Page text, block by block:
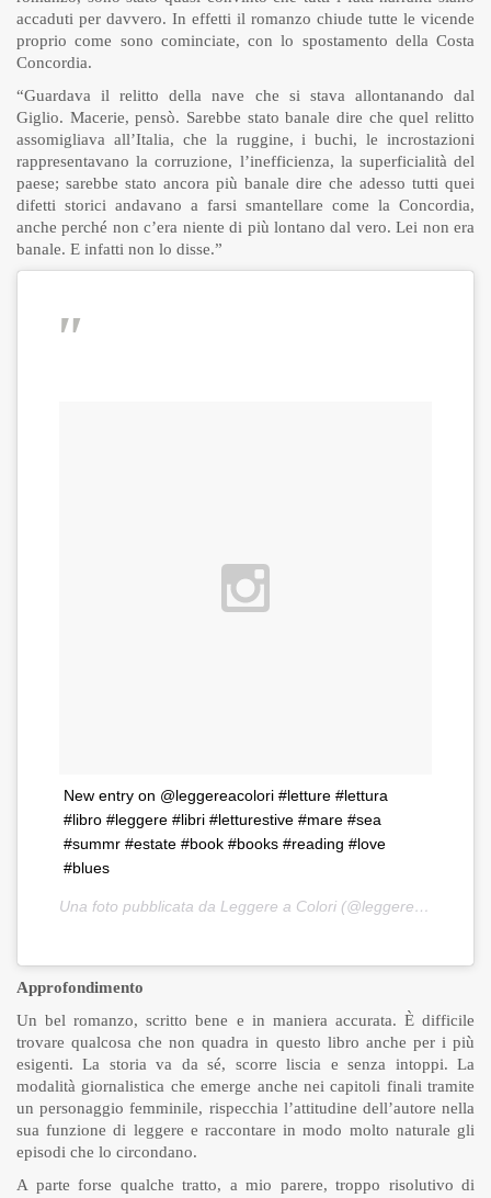
accaduti per davvero. In effetti il romanzo chiude tutte le vicende
proprio come sono cominciate, con lo spostamento della Costa
Concordia.
“Guardava il relitto della nave che si stava allontanando dal
Giglio. Macerie, pensò. Sarebbe stato banale dire che quel relitto
assomigliava all’Italia, che la ruggine, i buchi, le incrostazioni
rappresentavano la corruzione, l’inefficienza, la superficialità del
paese; sarebbe stato ancora più banale dire che adesso tutti quei
difetti storici andavano a farsi smantellare come la Concordia,
anche perché non c’era niente di più lontano dal vero. Lei non era
banale. E infatti non lo disse.”
New entry on @leggereacolori #letture #lettura
#libro #leggere #libri #letturestive #mare #sea
#summr #estate #book #books #reading #love
#blues
Una foto pubblicata da Leggere a Colori (@leggereacolori) in data:
Approfondimento
Un bel romanzo, scritto bene e in maniera accurata. È difficile
trovare qualcosa che non quadra in questo libro anche per i più
esigenti. La storia va da sé, scorre liscia e senza intoppi. La
modalità giornalistica che emerge anche nei capitoli finali tramite
un personaggio femminile, rispecchia l’attitudine dell’autore nella
sua funzione di leggere e raccontare in modo molto naturale gli
episodi che lo circondano.
A parte forse qualche tratto, a mio parere, troppo risolutivo di